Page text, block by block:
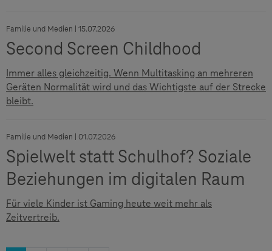
Familie und Medien | 15.07.2026
Second Screen Childhood
Immer alles gleichzeitig. Wenn Multitasking an mehreren
Geräten Normalität wird und das Wichtigste auf der Strecke
bleibt.
Familie und Medien | 01.07.2026
Spielwelt statt Schulhof? Soziale
Beziehungen im digitalen Raum
Für viele Kinder ist Gaming heute weit mehr als
Zeitvertreib.